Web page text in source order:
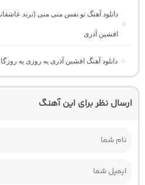
دانلود آهنگ تو نفس منی منی (ترند
افشین آذری
دانلود آهنگ افشین آذری یه روزی یه
ارسال نظر برای این آهنگ